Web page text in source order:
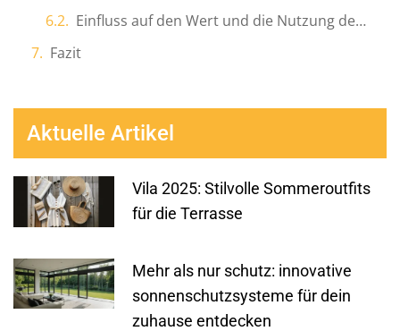
Einfluss auf den Wert und die Nutzung der Immobilie
Fazit
Aktuelle Artikel
Vila 2025: Stilvolle Sommeroutfits
für die Terrasse
Mehr als nur schutz: innovative
sonnenschutzsysteme für dein
zuhause entdecken